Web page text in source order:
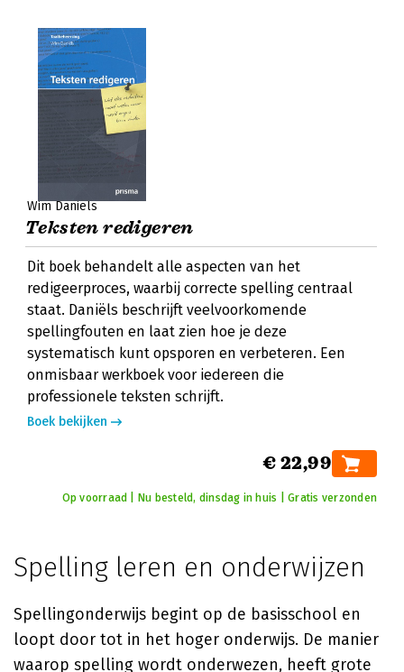
Wim Daniëls
Teksten redigeren
Dit boek behandelt alle aspecten van het
redigeerproces, waarbij correcte spelling centraal
staat. Daniëls beschrijft veelvoorkomende
spellingfouten en laat zien hoe je deze
systematisch kunt opsporen en verbeteren. Een
onmisbaar werkboek voor iedereen die
professionele teksten schrijft.
Boek bekijken
€ 22,99
Op voorraad | Nu besteld, dinsdag in huis | Gratis verzonden
Spelling leren en onderwijzen
Spellingonderwijs begint op de basisschool en
loopt door tot in het hoger onderwijs. De manier
waarop spelling wordt onderwezen, heeft grote